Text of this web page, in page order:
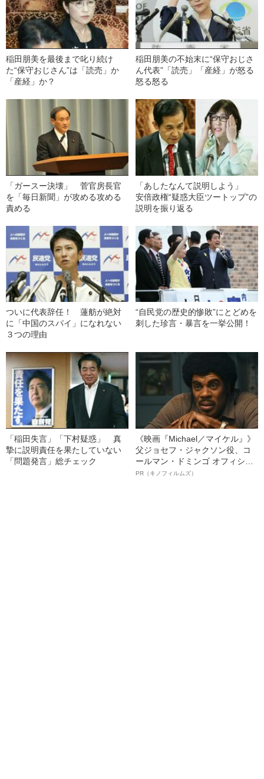
稲田朋美を最後まで叱り続け
た“保守おじさん”は「読売」か
「産経」か？
稲田朋美の不始末に“保守おじさ
ん代表”「読売」「産経」が怒る
怒る怒る
「ガースー決壊」 菅官房長官
を「毎日新聞」が攻める攻める
責める
「あしたなんて説明しよう」
安倍政権“疑惑大臣ツートップ”の
説明を振り返る
ついに代表辞任！ 蓮舫が絶対
に「中国のスパイ」になれない
３つの理由
“自民党の歴史的惨敗”にとどめを
刺した珍言・暴言を一挙公開！
「稲田失言」「下村疑惑」 真
摯に説明責任を果たしていない
「問題発言」総チェック
《映画『Michael／マイケル』》
父ジョセフ・ジャクソン役、コ
ールマン・ドミンゴ オフィシャ
ルインタビュー“観客を魅了した
PR（キノフィルムズ）